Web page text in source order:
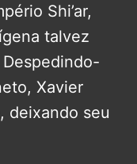
Shi’ar,
talvez
Xavier
deixando seu